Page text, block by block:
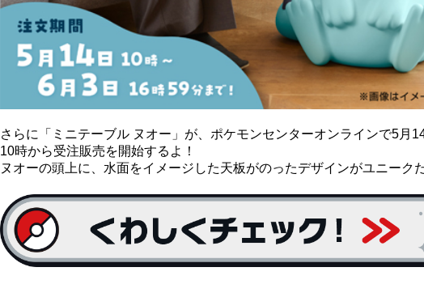
さらに「ミニテーブル ヌオー」が、ポケモンセンターオンラインで5月
10時から受注販売を開始するよ！
ヌオーの頭上に、水面をイメージした天板がのったデザインがユニーク